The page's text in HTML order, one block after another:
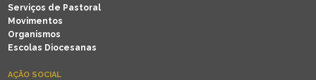
Serviços de Pastoral
Movimentos
Organismos
Escolas Diocesanas
AÇÃO SOCIAL